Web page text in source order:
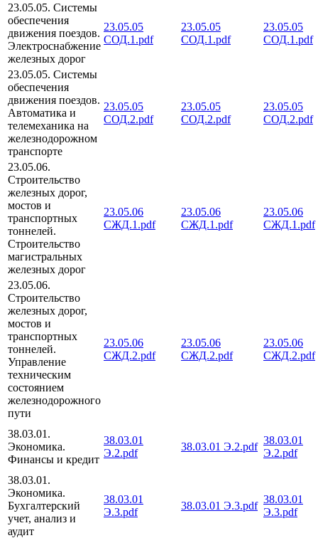
23.05.05. Системы
обеспечения
движения поездов.
Электроснабжение
железных дорог
23.05.05
СОД.1.pdf
23.05.05
СОД.1.pdf
23.05.05
СОД.1.pdf
23.05.05. Системы
обеспечения
движения поездов.
Автоматика и
телемеханика на
железнодорожном
транспорте
23.05.05
СОД.2.pdf
23.05.05
СОД.2.pdf
23.05.05
СОД.2.pdf
23.05.06.
Строительство
железных дорог,
мостов и
транспортных
тоннелей.
Строительство
магистральных
железных дорог
23.05.06
СЖД.1.pdf
23.05.06
СЖД.1.pdf
23.05.06
СЖД.1.pdf
23.05.06.
Строительство
железных дорог,
мостов и
транспортных
тоннелей.
Управление
техническим
состоянием
железнодорожного
пути
23.05.06
СЖД.2.pdf
23.05.06
СЖД.2.pdf
23.05.06
СЖД.2.pdf
38.03.01.
Экономика.
Финансы и кредит
38.03.01
Э.2.pdf
38.03.01 Э.2.pdf
38.03.01
Э.2.pdf
38.03.01.
Экономика.
Бухгалтерский
учет, анализ и
аудит
38.03.01
Э.3.pdf
38.03.01 Э.3.pdf
38.03.01
Э.3.pdf